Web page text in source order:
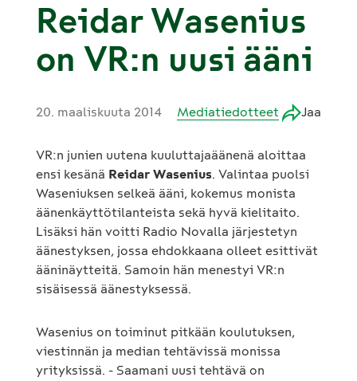
Reidar Wasenius
on VR:n uusi ääni
20. maaliskuuta 2014 Mediatiedotteet Jaa
VR:n junien uutena kuuluttajaäänenä aloittaa
ensi kesänä Reidar Wasenius. Valintaa puolsi
Waseniuksen selkeä ääni, kokemus monista
äänenkäyttötilanteista sekä hyvä kielitaito.
Lisäksi hän voitti Radio Novalla järjestetyn
äänestyksen, jossa ehdokkaana olleet esittivät
ääninäytteitä. Samoin hän menestyi VR:n
sisäisessä äänestyksessä.
Wasenius on toiminut pitkään koulutuksen,
viestinnän ja median tehtävissä monissa
yrityksissä. - Saamani uusi tehtävä on